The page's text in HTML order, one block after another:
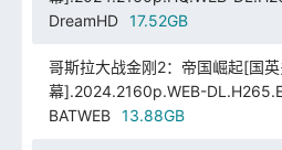
DreamHD
17.52GB
哥斯拉大战金刚2：帝国崛起[国
幕].2024.2160p.WEB-
BATWEB
13.88GB